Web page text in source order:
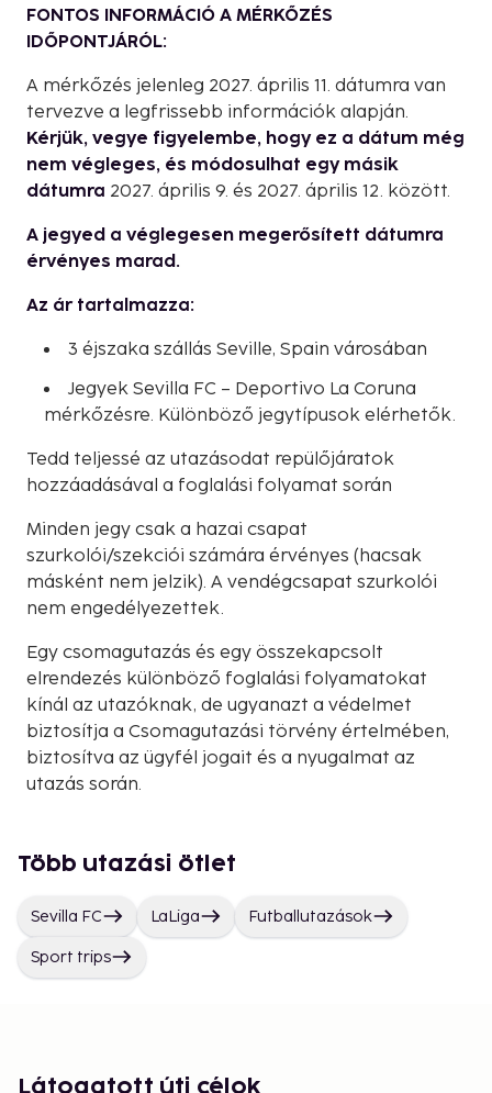
FONTOS INFORMÁCIÓ A MÉRKŐZÉS
IDŐPONTJÁRÓL:
A mérkőzés jelenleg 2027. április 11. dátumra van
tervezve a legfrissebb információk alapján.
Kérjük, vegye figyelembe, hogy ez a dátum még
nem végleges, és módosulhat egy másik
dátumra 2027. április 9. és 2027. április 12. között.
A jegyed a véglegesen megerősített dátumra
érvényes marad.
Az ár tartalmazza:
3 éjszaka szállás Seville, Spain városában
Jegyek Sevilla FC – Deportivo La Coruna
mérkőzésre. Különböző jegytípusok elérhetők.
Tedd teljessé az utazásodat repülőjáratok
hozzáadásával a foglalási folyamat során
Minden jegy csak a hazai csapat
szurkolói/szekciói számára érvényes (hacsak
másként nem jelzik). A vendégcsapat szurkolói
nem engedélyezettek.
Egy csomagutazás és egy összekapcsolt
elrendezés különböző foglalási folyamatokat
kínál az utazóknak, de ugyanazt a védelmet
biztosítja a Csomagutazási törvény értelmében,
biztosítva az ügyfél jogait és a nyugalmat az
utazás során.
Több utazási ötlet
Sevilla FC LaLiga Futballutazások
Sport trips
Látogatott úti célok